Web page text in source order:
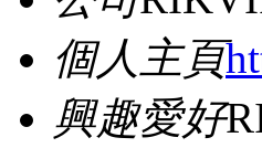
個人主頁
興趣愛好